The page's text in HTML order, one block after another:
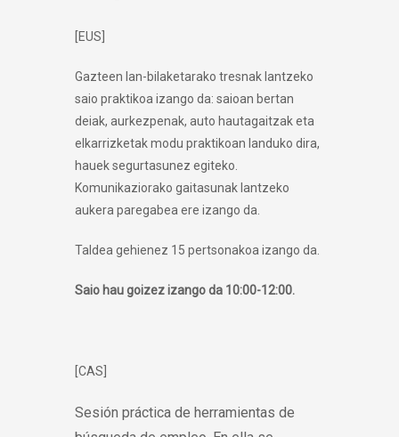
[EUS]
Gazteen lan-bilaketarako tresnak lantzeko
saio praktikoa izango da: saioan bertan
deiak, aurkezpenak, auto hautagaitzak eta
elkarrizketak modu praktikoan landuko dira,
hauek segurtasunez egiteko.
Komunikaziorako gaitasunak lantzeko
aukera paregabea ere izango da.
Taldea gehienez 15 pertsonakoa izango da.
Saio hau goizez izango da 10:00-12:00.
[CAS]
Sesión práctica de herramientas de